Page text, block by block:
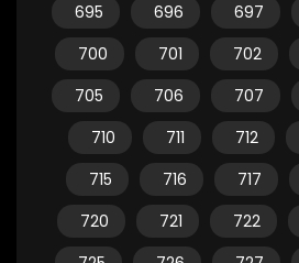
695
696 697
700
701 702
705
706 707
710
711 712
715
716 717
720
721 722